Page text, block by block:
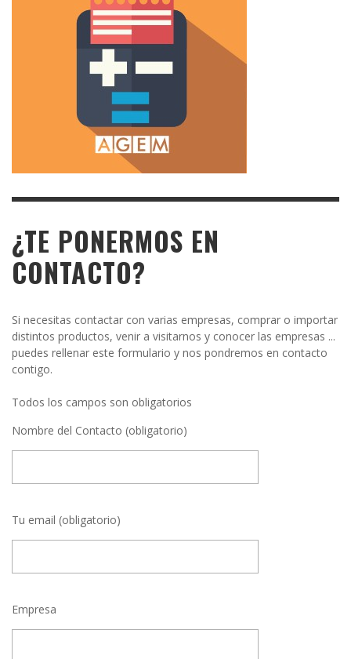
¿TE PONERMOS EN
CONTACTO?
Si necesitas contactar con varias empresas, comprar o importar
distintos productos, venir a visitarnos y conocer las empresas ...
puedes rellenar este formulario y nos pondremos en contacto
contigo.
Todos los campos son obligatorios
Nombre del Contacto (obligatorio)
Tu email (obligatorio)
Empresa